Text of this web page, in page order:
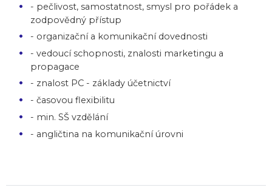
- pečlivost, samostatnost, smysl pro pořádek a
zodpovědný přístup
- organizační a komunikační dovednosti
- vedoucí schopnosti, znalosti marketingu a
propagace
- znalost PC - základy účetnictví
- časovou flexibilitu
- min. SŠ vzdělání
- angličtina na komunikační úrovni